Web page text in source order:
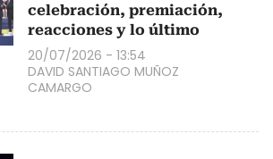
celebración, premiación,
reacciones y lo último
20/07/2026 - 13:54
DAVID SANTIAGO MUÑOZ
CAMARGO